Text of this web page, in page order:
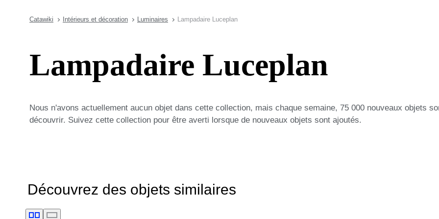
Catawiki Intérieurs et décoration Luminaires Lampadaire Luceplan
Lampadaire Luceplan
Nous n'avons actuellement aucun objet dans cette collection, mais chaque semaine, 75 000 nouveaux objets
découvrir. Suivez cette collection pour être averti lorsque de nouveaux objets sont ajoutés.
Découvrez des objets similaires